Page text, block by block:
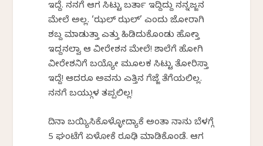
ಇದ್ದೆ. ನನಗೆ ಆಗ ಸಿಟ್ಟು ಬರ್ತಾ ಇದ್ದಿದ್ದು ನನ್ನಜ್ಜನ
ಮೇಲೆ ಅಲ್ಲ. ‘ಝಲ್ ಝಲ್’ ಎಂದು ಜೋರಾಗಿ
ಶಬ್ದ ಮಾಡುತ್ತಾ ಎತ್ತು ಹಿಡಿದುಕೊಂಡು ಹೋಗ್ತಾ
ಇದ್ದನಲ್ವಾ ಆ ವೀರೇಶನ ಮೇಲೆ! ಶಾಲೆಗೆ ಹೋಗಿ
ವೀರೇಶನಿಗೆ ಬಯ್ಯೋ ಮೂಲಕ ಸಿಟ್ಟು ತೋರಿಸ್ತಾ
ಇದ್ದೆ! ಆದರೂ ಅವನು ಎತ್ತಿನ ಗೆಜ್ಜೆ ತೆಗೆಯಲಿಲ್ಲ.
ನನಗೆ ಬಯ್ಗುಳ ತಪ್ಪಲಿಲ್ಲ!
ದಿನಾ ಬಯ್ಯಿಸಿಕೊಳ್ಳೋದ್ಯಾಕೆ ಅಂತಾ ನಾನು ಬೆಳಗ್ಗೆ
5 ಘಂಟೆಗೆ ಏಳೋಕೆ ರೂಢಿ ಮಾಡಿಕೊಂಡೆ. ಆಗ